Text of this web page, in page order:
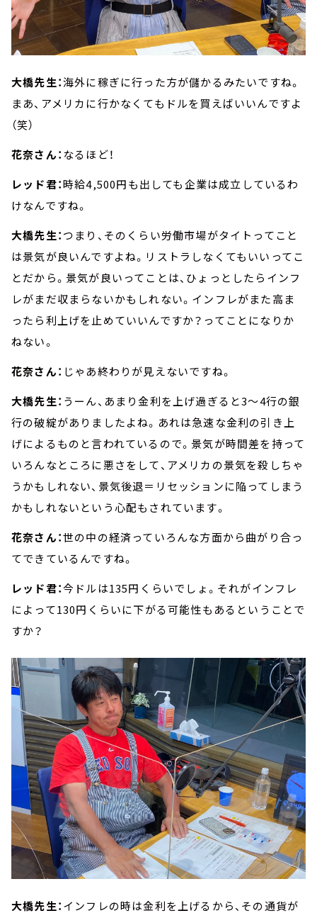
大橋先生：海外に稼ぎに行った方が儲かるみたいですね。
まあ、アメリカに行かなくてもドルを買えばいいんですよ
（笑）
花奈さん： なるほど！
レッド君：時給4,500円も出しても企業は成立しているわ
けなんですね。
大橋先生：つまり、そのくらい労働市場がタイトってこと
は景気が良いんですよね。リストラしなくてもいいってこ
とだから。景気が良いってことは、ひょっとしたらインフ
レがまだ収まらないかもしれない。インフレがまた高ま
ったら利上げを止めていいんですか？ってことになりか
ねない。
花奈さん： じゃあ終わりが見えないですね。
大橋先生： うーん、あまり金利を上げ過ぎると3～4行の銀
行の破綻がありましたよね。あれは急速な金利の引き上
げによるものと言われているので。景気が時間差を持って
いろんなところに悪さをして、アメリカの景気を殺しちゃ
うかもしれない、景気後退＝リセッションに陥ってしまう
かもしれないという心配もされています。
花奈さん：世の中の経済っていろんな方面から曲がり合っ
てできているんですね。
レッド君：今ドルは135円くらいでしょ。それがインフレ
によって130円くらいに下がる可能性もあるということで
すか？
大橋先生：インフレの時は金利を上げるから、その通貨が